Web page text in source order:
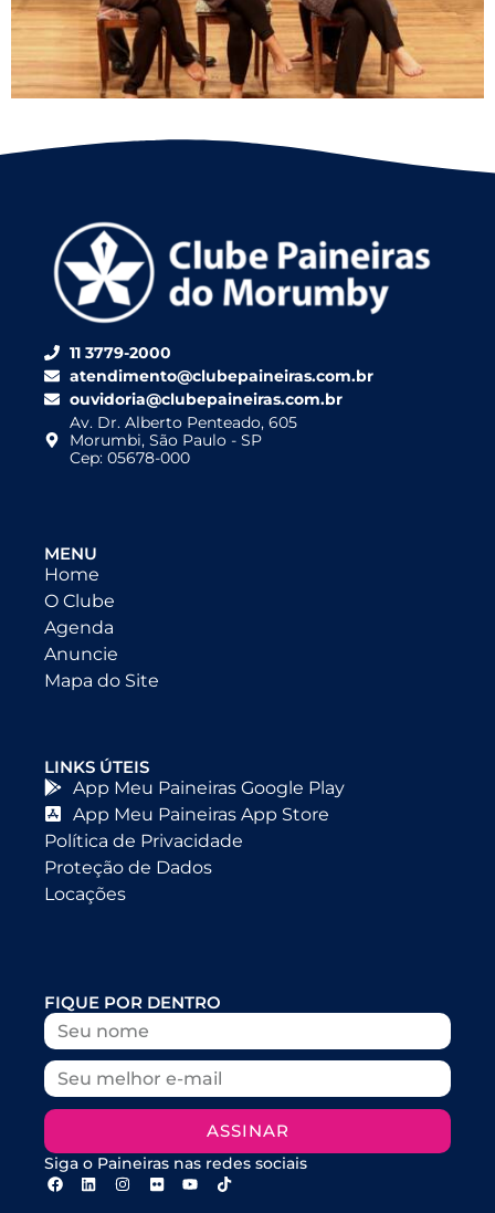
11 3779-2000
atendimento@clubepaineiras.com.br
ouvidoria@clubepaineiras.com.br
Av. Dr. Alberto Penteado, 605
Morumbi, São Paulo - SP
Cep: 05678-000
MENU
Home
O Clube
Agenda
Anuncie
Mapa do Site
LINKS ÚTEIS
App Meu Paineiras Google Play
App Meu Paineiras App Store
Política de Privacidade
Proteção de Dados
Locações
FIQUE POR DENTRO
ASSINAR
Siga o Paineiras nas redes sociais